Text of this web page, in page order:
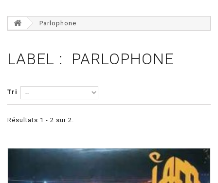
Parlophone
LABEL : PARLOPHONE
Tri
Résultats 1 - 2 sur 2.